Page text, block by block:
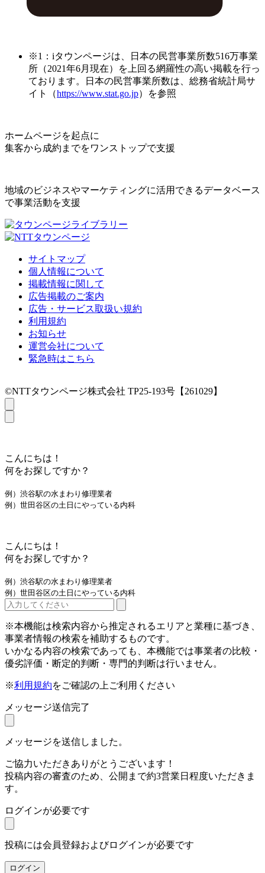
※1：iタウンページは、日本の民営事業所数516万事業
所（2021年6月現在）を上回る網羅性の高い掲載を行っ
ております。日本の民営事業所数は、総務省統計局サ
イト（https://www.stat.go.jp）を参照
ホームページを起点に
集客から成約までをワンストップで支援
地域のビジネスやマーケティングに活用できるデータベース
で事業活動を支援
サイトマップ
個人情報について
掲載情報に関して
広告掲載のご案内
広告・サービス取扱い規約
利用規約
お知らせ
運営会社について
緊急時はこちら
©NTTタウンページ株式会社 TP25-193号【261029】
こんにちは！
何をお探しですか？
例）渋谷駅の水まわり修理業者
例）世田谷区の土日にやっている内科
こんにちは！
何をお探しですか？
例）渋谷駅の水まわり修理業者
例）世田谷区の土日にやっている内科
※本機能は検索内容から推定されるエリアと業種に基づき、
事業者情報の検索を補助するものです。
いかなる内容の検索であっても、本機能では事業者の比較・
優劣評価・断定的判断・専門的判断は行いません。
※利用規約をご確認の上ご利用ください
メッセージ送信完了
メッセージを送信しました。
ご協力いただきありがとうございます！
投稿内容の審査のため、公開まで約3営業日程度いただきま
す。
ログインが必要です
投稿には会員登録およびログインが必要です
ログイン